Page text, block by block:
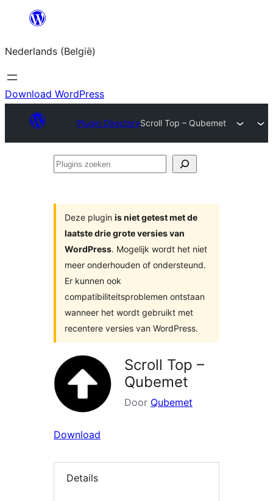
Spring
de
inhoud
Nederlands (België)
Download WordPress
Plugin DirectoryScroll Top – Qubemet
Plugins
Deze plugin is niet getest met de
laatste drie grote versies van
WordPress. Mogelijk wordt het niet
meer onderhouden of ondersteund.
Er kunnen ook
compatibiliteitsproblemen ontstaan
wanneer het wordt gebruikt met
recentere versies van WordPress.
Scroll Top –
Qubemet
Door Qubemet
Download
Details